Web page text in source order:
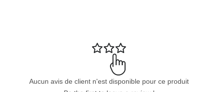
Aucun avis de client n'est disponible pour ce produit